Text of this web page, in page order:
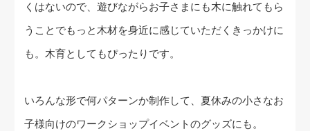
くはないので、遊びながらお子さまにも木に触れてもら
うことでもっと木材を身近に感じていただくきっかけに
も。 木育としてもぴったりです。
いろんな形で何パターンか制作して、夏休みの小さなお
子様向けのワークショップイベントのグッズにも。